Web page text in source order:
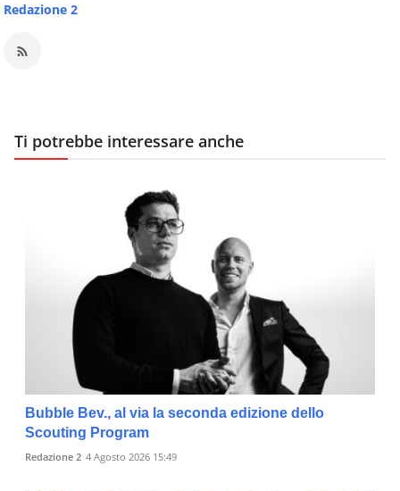
Redazione 2
Ti potrebbe interessare anche
Bubble Bev., al via la seconda edizione dello
Scouting Program
Redazione 2 4 Agosto 2026 15:49